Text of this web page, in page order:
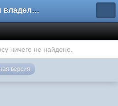
Форум владельцев интернет-магазинов
ничего не найдено.
версия